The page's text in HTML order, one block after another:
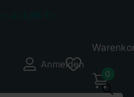
Anmelden
0